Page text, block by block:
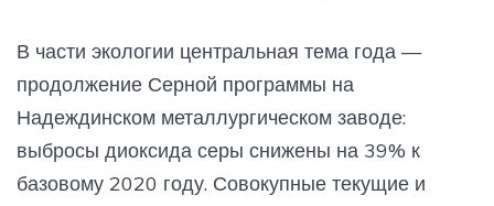
В части экологии центральная тема года —
продолжение Серной программы на
Надеждинском металлургическом заводе:
выбросы диоксида серы снижены на 39% к
базовому 2020 году. Совокупные текущие и